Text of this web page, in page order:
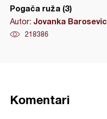
Pogača ruža (3)
Autor: Jovanka Barosevic
218386
Komentari